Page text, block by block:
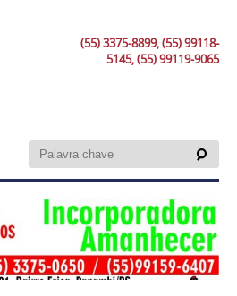
(55) 3375-8899, (55) 99118-
5145, (55) 99119-9065